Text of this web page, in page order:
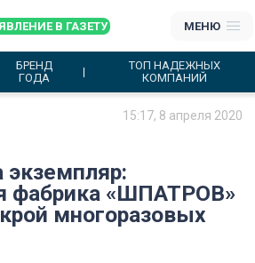
В ГАЗЕТУ МЕНЮ
БРЕНД
ГОДА
ТОП НАДЕЖНЫХ
КОМПАНИЙ
15:17, 8 апреля 2020
экземпляр:
фабрика «ШПАТРОВ»
многоразовых